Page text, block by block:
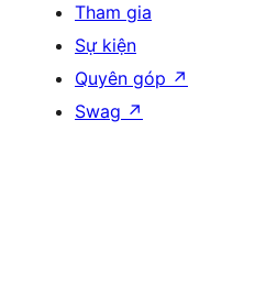
Tham gia
Sự kiện
Quyên góp ↗
Swag ↗